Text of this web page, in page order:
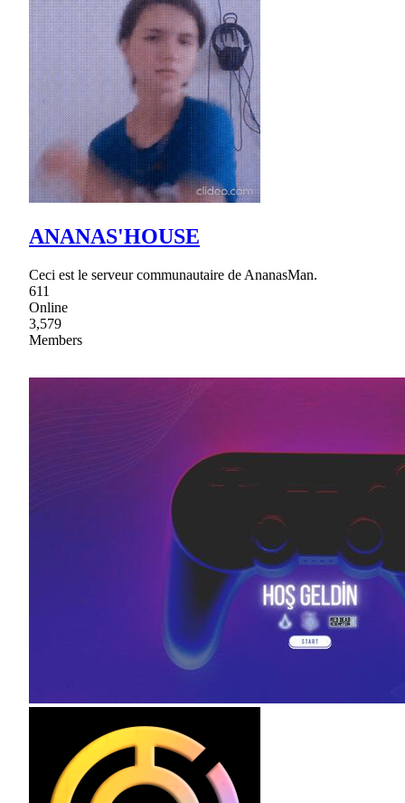
ANANAS'HOUSE
Ceci est le serveur communautaire de AnanasMan.
611
Online
3,579
Members